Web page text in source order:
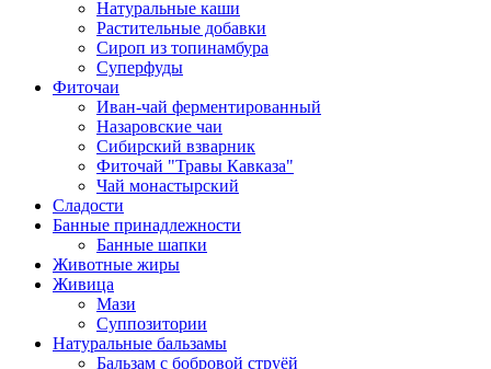
Натуральные каши
Растительные добавки
Сироп из топинамбура
Суперфуды
Фиточаи
Иван-чай ферментированный
Назаровские чаи
Сибирский взварник
Фиточай "Травы Кавказа"
Чай монастырский
Сладости
Банные принадлежности
Банные шапки
Животные жиры
Живица
Мази
Суппозитории
Натуральные бальзамы
Бальзам с бобровой струёй